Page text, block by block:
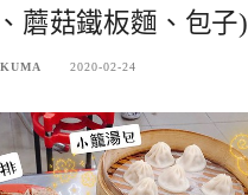
蘑菇鐵板麵、包子)
2020-02-24